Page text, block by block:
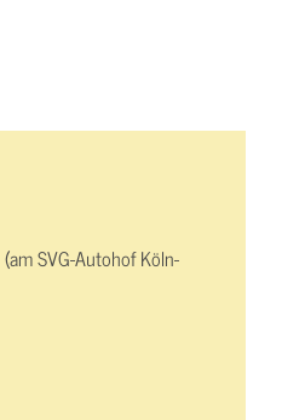
SVG-Autohof Köln-